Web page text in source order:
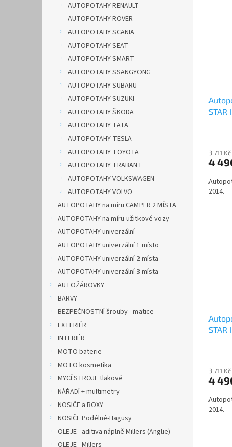
AUTOPOTAHY RENAULT
AUTOPOTAHY ROVER
AUTOPOTAHY SCANIA
AUTOPOTAHY SEAT
AUTOPOTAHY SMART
AUTOPOTAHY SSANGYONG
AUTOPOTAHY SUBARU
AUTOPOTAHY SUZUKI
AUTOPOTAHY ŠKODA
AUTOPOTAHY TATA
AUTOPOTAHY TESLA
AUTOPOTAHY TOYOTA
AUTOPOTAHY TRABANT
AUTOPOTAHY VOLKSWAGEN
AUTOPOTAHY VOLVO
AUTOPOTAHY na míru CAMPER 2 MÍSTA
AUTOPOTAHY na míru-užitkové vozy
AUTOPOTAHY univerzální
AUTOPOTAHY univerzální 1 místo
AUTOPOTAHY univerzální 2 místa
AUTOPOTAHY univerzální 3 místa
AUTOŽÁROVKY
BARVY
BEZPEČNOSTNÍ šrouby - matice
EXTERIÉR
INTERIÉR
MOTO baterie
MOTO kosmetika
MYCÍ STROJE tlakové
NÁŘADÍ + multimetry
NOSIČE a BOXY
NOSIČE Podélné-Hagusy
OLEJE - aditiva náplně Millers (Anglie)
OLEJE - Millers
STAR
3 711
4
2014.
STAR
3 711
4
2014.